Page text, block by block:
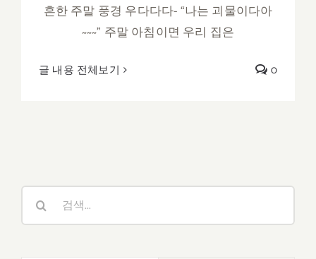
흔한 주말 풍경 우다다다- “나는 괴물이다아
~~~” 주말 아침이면 우리 집은
글 내용 전체보기 0